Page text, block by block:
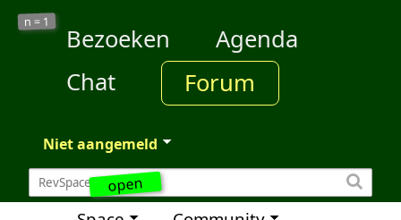
open
n = 1
Bezoeken
Agenda
Chat
Forum
Niet aangemeld